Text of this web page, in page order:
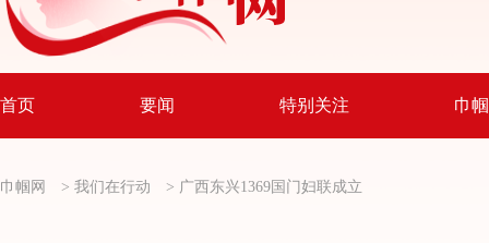
首页 要闻 特别关注 巾
巾帼网 > 我们在行动 > 广西东兴1369国门妇联成立